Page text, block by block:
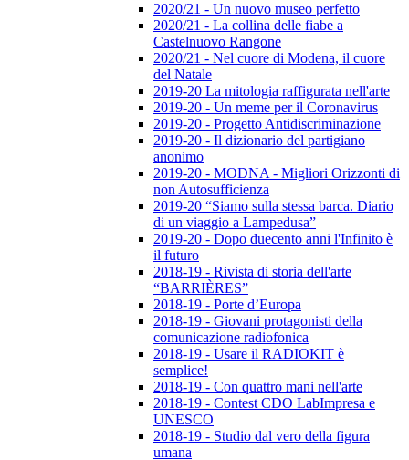
2020/21 - Un nuovo museo perfetto
2020/21 - La collina delle fiabe a
Castelnuovo Rangone
2020/21 - Nel cuore di Modena, il cuore
del Natale
2019-20 La mitologia raffigurata nell'arte
2019-20 - Un meme per il Coronavirus
2019-20 - Progetto Antidiscriminazione
2019-20 - Il dizionario del partigiano
anonimo
2019-20 - MODNA - Migliori Orizzonti di
non Autosufficienza
2019-20 “Siamo sulla stessa barca. Diario
di un viaggio a Lampedusa”
2019-20 - Dopo duecento anni l'Infinito è
il futuro
2018-19 - Rivista di storia dell'arte
“BARRIÈRES”
2018-19 - Porte d’Europa
2018-19 - Giovani protagonisti della
comunicazione radiofonica
2018-19 - Usare il RADIOKIT è
semplice!
2018-19 - Con quattro mani nell'arte
2018-19 - Contest CDO LabImpresa e
UNESCO
2018-19 - Studio dal vero della figura
umana